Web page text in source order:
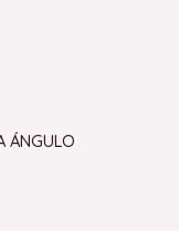
ÁNGULO